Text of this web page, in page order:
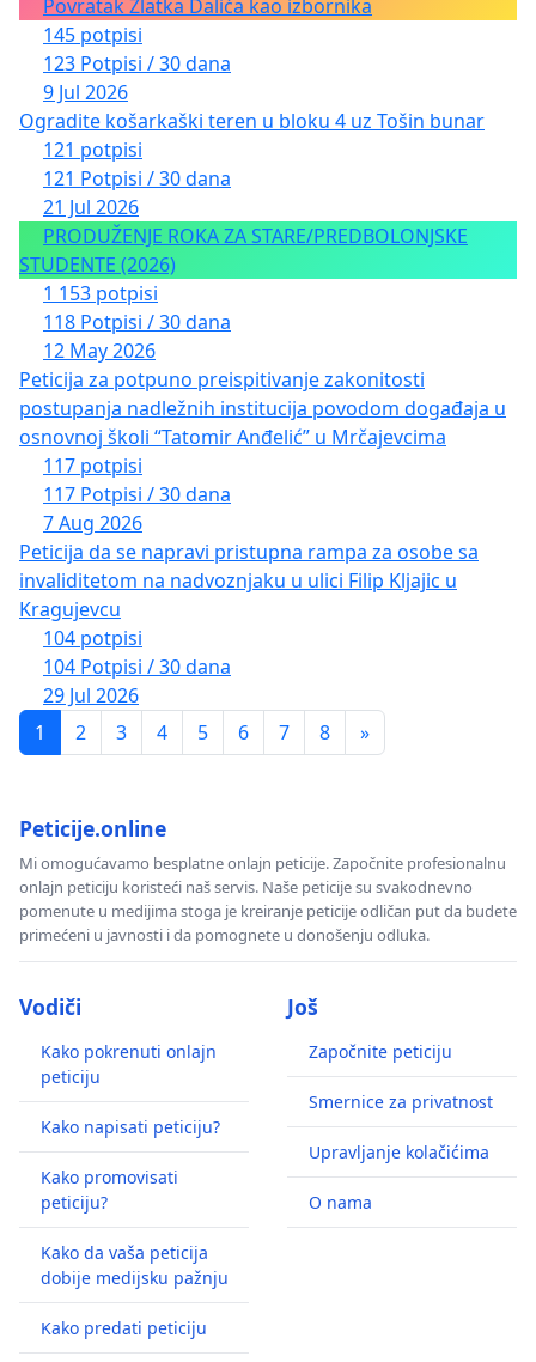
Povratak Zlatka Dalića kao izbornika
145 potpisi
123 Potpisi / 30 dana
9 Jul 2026
Ogradite košarkaški teren u bloku 4 uz Tošin bunar
121 potpisi
121 Potpisi / 30 dana
21 Jul 2026
PRODUŽENJE ROKA ZA STARE/PREDBOLONJSKE
STUDENTE (2026)
1 153 potpisi
118 Potpisi / 30 dana
12 May 2026
Peticija za potpuno preispitivanje zakonitosti
postupanja nadležnih institucija povodom događaja u
osnovnoj školi “Tatomir Anđelić” u Mrčajevcima
117 potpisi
117 Potpisi / 30 dana
7 Aug 2026
Peticija da se napravi pristupna rampa za osobe sa
invaliditetom na nadvoznjaku u ulici Filip Kljajic u
Kragujevcu
104 potpisi
104 Potpisi / 30 dana
29 Jul 2026
1
2 3 4 5 6 7 8 »
Peticije.online
Mi omogućavamo besplatne onlajn peticije. Započnite profesionalnu
onlajn peticiju koristeći naš servis. Naše peticije su svakodnevno
pomenute u medijima stoga je kreiranje peticije odličan put da budete
primećeni u javnosti i da pomognete u donošenju odluka.
Vodiči
Kako pokrenuti onlajn
peticiju
Kako napisati peticiju?
Kako promovisati
peticiju?
Kako da vaša peticija
dobije medijsku pažnju
Kako predati peticiju
Još
Započnite peticiju
Smernice za privatnost
Upravljanje kolačićima
O nama